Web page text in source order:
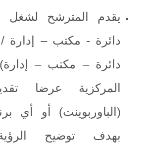
يقدم المترشح لشغل
دائرة - مكتب – إدارة
دائرة – مكتب –
المركزية عرضا
(الباوربوينت) أو أي
بهدف توضيح